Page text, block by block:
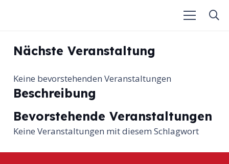
Nächste Veranstaltung
Keine bevorstehenden Veranstaltungen
Beschreibung
Bevorstehende Veranstaltungen
Keine Veranstaltungen mit diesem Schlagwort